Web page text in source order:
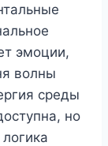
эмоции,
волны
среды
но